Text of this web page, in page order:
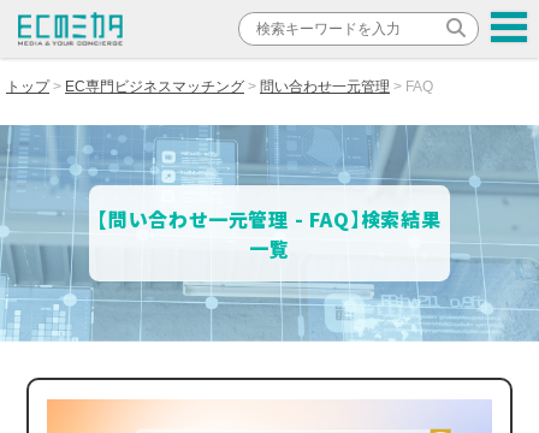
トップ EC専門ビジネスマッチング 問い合わせ一元管理 FAQ
【問い合わせ一元管理 - FAQ】検索結果
一覧